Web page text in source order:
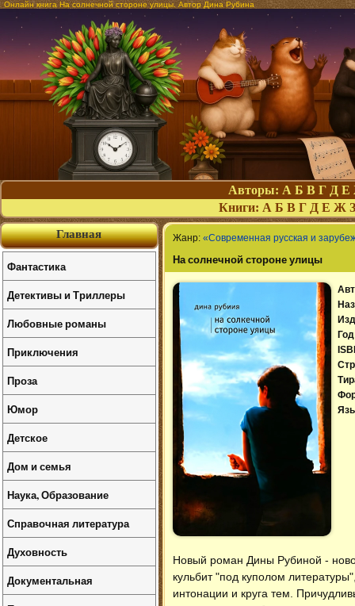
Онлайн книга На солнечной стороне улицы. Автор Дина Рубина
Авторы: А Б В Г Д Е
Книги: А Б В Г Д Е Ж З
Жанр: «Современная русская и
На солнечной стороне улицы
Новый роман Дины Рубиной -
кульбит "под куполом
интонации и круга тем.
Главная
Фантастика
Детективы и Триллеры
Любовные романы
Приключения
Проза
Юмор
Детское
Дом и семья
Наука, Образование
Справочная литература
Духовность
Документальная